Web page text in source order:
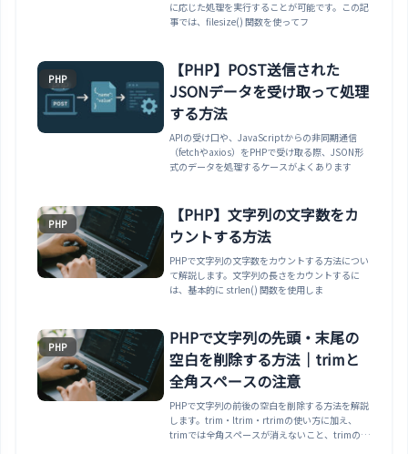
に応じた処理を実行することが可能です。この記
事では、filesize() 関数を使ってフ
PHP
【PHP】POST送信された
JSONデータを受け取って処理
する方法
APIの受け口や、JavaScriptからの非同期通信
（fetchやaxios）をPHPで受け取る際、JSON形
式のデータを処理するケースがよくあります
PHP
【PHP】文字列の文字数をカ
ウントする方法
PHPで文字列の文字数をカウントする方法につい
て解説します。文字列の長さをカウントするに
は、基本的に strlen() 関数を使用しま
PHP
PHPで文字列の先頭・末尾の
空白を削除する方法｜trimと
全角スペースの注意
PHPで文字列の前後の空白を削除する方法を解説
します。trim・ltrim・rtrimの使い方に加え、
trimでは全角スペースが消えないこと、trimの文